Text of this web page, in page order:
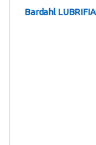
Bardahl